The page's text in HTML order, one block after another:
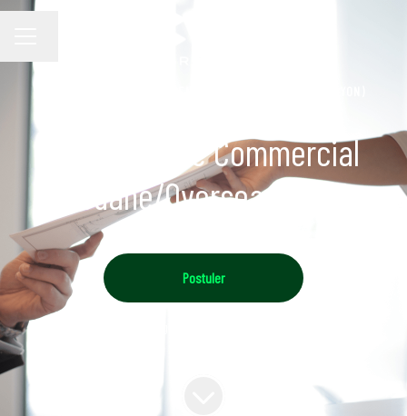
Responsable Commercial
Douane/Overseas - H/F
Postuler